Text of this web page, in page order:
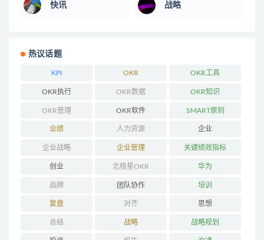
快讯 战略
热议话题
KPI OKR OKR工具
OKR执行 OKR数据 OKR知识
OKR管理 OKR软件 SMART原则
业绩 人力资源 企业
企业战略 企业管理 关键绩效指标
创业 北极星OKR 华为
品牌 团队协作 培训
复盘 对齐 思想
总结 战略 战略规划